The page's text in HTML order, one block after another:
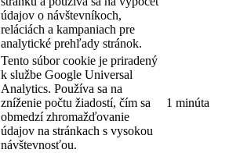
údajov o návštevníkoch,
reláciách a kampaniach pre
analytické prehľady stránok.
Tento súbor cookie je priradený
k službe Google Universal
Analytics. Používa sa na
zníženie počtu žiadostí, čím sa
obmedzí zhromažďovanie
údajov na stránkach s vysokou
návštevnosťou.
1 minúta